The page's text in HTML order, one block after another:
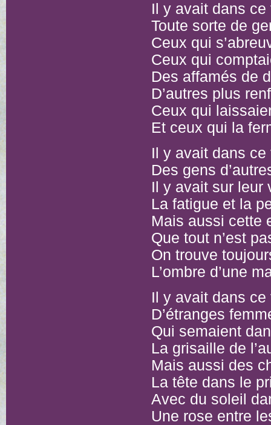
Il y avait dans ce
Toute sorte de
Ceux qui
Ceux qui
Des affamés de
D’autres plus
Ceux qui
Et ceux qui la
Il y avait dans ce
Des gens
Il y avait sur leur
La fatigue et la
Mais aussi cette
Que tout n’est
On trouve
L’ombre d’une
Il y avait dans ce
D’étranges
Qui semaient
La grisaille de
Mais aussi des
La tête dans le
Avec du soleil
Une rose entre